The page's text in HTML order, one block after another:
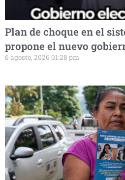
Plan de choque en el
propone el nuevo
6 agosto, 2026 01:28 pm